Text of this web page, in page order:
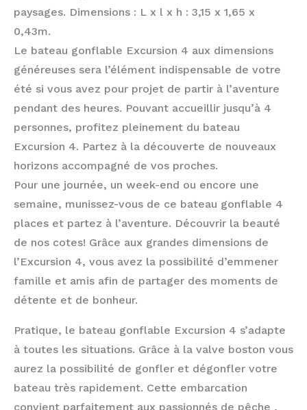
paysages. Dimensions : L x l x h : 3,15 x 1,65 x
0,43m.
Le bateau gonflable Excursion 4 aux dimensions
généreuses sera l’élément indispensable de votre
été si vous avez pour projet de partir à l’aventure
pendant des heures. Pouvant accueillir jusqu’à 4
personnes, profitez pleinement du bateau
Excursion 4. Partez à la découverte de nouveaux
horizons accompagné de vos proches.
Pour une journée, un week-end ou encore une
semaine, munissez-vous de ce bateau gonflable 4
places et partez à l’aventure. Découvrir la beauté
de nos cotes! Grâce aux grandes dimensions de
l’Excursion 4, vous avez la possibilité d’emmener
famille et amis afin de partager des moments de
détente et de bonheur.
Pratique, le bateau gonflable Excursion 4 s’adapte
à toutes les situations. Grâce à la valve boston vous
aurez la possibilité de gonfler et dégonfler votre
bateau très rapidement. Cette embarcation
convient parfaitement aux passionnés de pêche ,